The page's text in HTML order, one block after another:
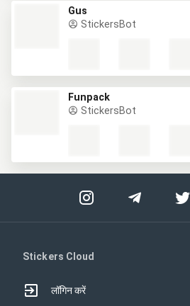
Gus
StickersBot
Funpack
StickersBot
Stickers Cloud
लॉगिन करें